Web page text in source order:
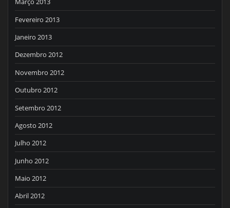
Fevereiro 2013
Janeiro 2013
Dezembro 2012
Novembro 2012
Outubro 2012
Setembro 2012
Agosto 2012
Julho 2012
Junho 2012
Maio 2012
Abril 2012